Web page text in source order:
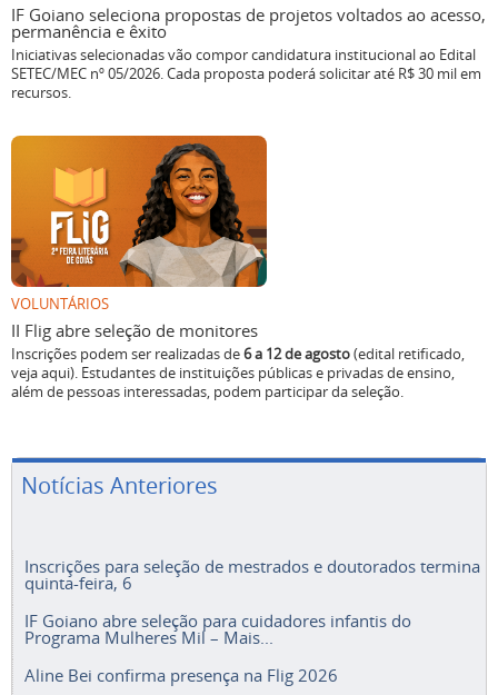
IF Goiano seleciona propostas de projetos voltados ao acesso,
permanência e êxito
Iniciativas selecionadas vão compor candidatura institucional ao Edital
SETEC/MEC nº 05/2026. Cada proposta poderá solicitar até R$ 30 mil em
recursos.
VOLUNTÁRIOS
II Flig abre seleção de monitores
Inscrições podem ser realizadas de6 a 12 de agosto(edital retificado,
veja aqui). Estudantes de instituições públicas e privadas de ensino,
além de pessoas interessadas, podem participar da seleção.
Notícias Anteriores
Inscrições para seleção de mestrados e doutorados termina
quinta-feira, 6
IF Goiano abre seleção para cuidadores infantis do
Programa Mulheres Mil – Mais...
Aline Bei confirma presença na Flig 2026